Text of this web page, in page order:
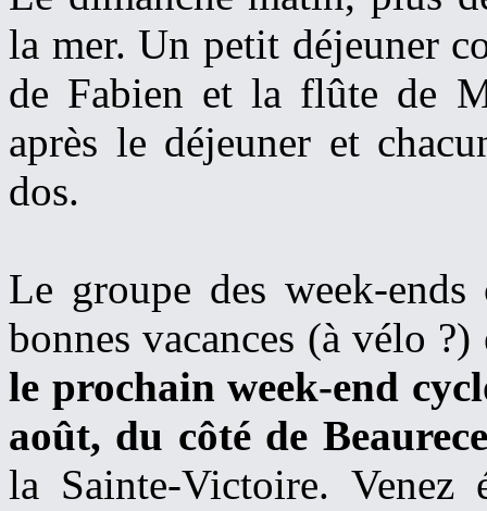
la mer. Un petit déjeuner
de Fabien et la flûte de
après le déjeuner et
dos.
Le groupe des week-
bonnes vacances (à vélo
le prochain week-end
août, du côté de
la Sainte-Victoire.